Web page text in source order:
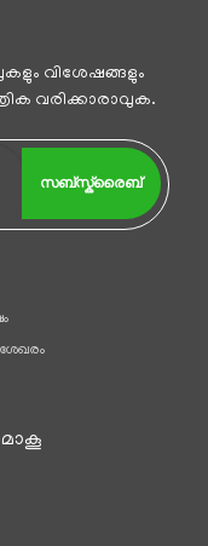
വിശേഷങ്ങളും
വരിക്കാരാവുക.
സബ്സ്ക്രൈബ്